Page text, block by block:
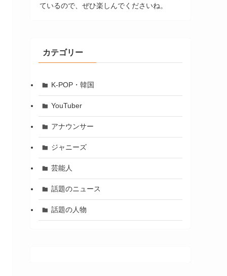
ているので、ぜひ楽しんでくださいね。
カテゴリー
K-POP・韓国
YouTuber
アナウンサー
ジャニーズ
芸能人
話題のニュース
話題の人物